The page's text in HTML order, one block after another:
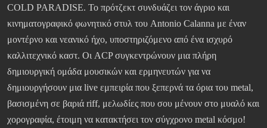
COLD PARADISE. Το πρότζεκτ συνδυάζει τον άγριο και
κινηματογραφικό φωνητικό στυλ του Antonio Calanna με έναν
μοντέρνο και νεανικό ήχο, υποστηριζόμενο από ένα ισχυρό
καλλιτεχνικό καστ. Οι ACP συγκεντρώνουν μια πλήρη
δημιουργική ομάδα μουσικών και ερμηνευτών για να
δημιουργήσουν μια live εμπειρία που ξεπερνά τα όρια του metal,
βασισμένη σε βαριά riff, μελωδίες που σου μένουν στο μυαλό και
χορογραφία, έτοιμη να κατακτήσει τον σύγχρονο metal κόσμο!